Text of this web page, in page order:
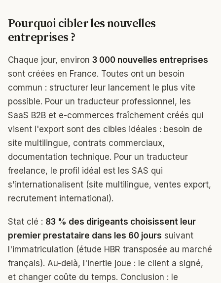
Pourquoi cibler les nouvelles
entreprises ?
Chaque jour, environ 3 000 nouvelles entreprises
sont créées en France. Toutes ont un besoin
commun : structurer leur lancement le plus vite
possible. Pour un traducteur professionnel, les
SaaS B2B et e-commerces fraîchement créés qui
visent l'export sont des cibles idéales : besoin de
site multilingue, contrats commerciaux,
documentation technique. Pour un traducteur
freelance, le profil idéal est les SAS qui
s'internationalisent (site multilingue, ventes export,
recrutement international).
Stat clé : 83 % des dirigeants choisissent leur
premier prestataire dans les 60 jours suivant
l'immatriculation (étude HBR transposée au marché
français). Au-delà, l'inertie joue : le client a signé,
et changer coûte du temps. Conclusion : le